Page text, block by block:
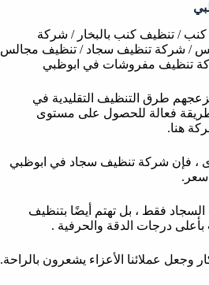
/ تنظيف كنب بالبخار / شركة
/ شركة تنظيف سجاد / تنظيف مجالس
تنظيف مفروشات في ابوظبي
طرق التنظيف التقليدية في
فعالة للحصول على مستوى
هنا.
، فإن شركة تنظيف سجاد في ابوظبي
سعر.
فقط ، بل تهتم أيضًا بتنظيف
درجات الدقة والحرفية .
وجعل عملائنا الأعزاء يشعرون بالراحة.